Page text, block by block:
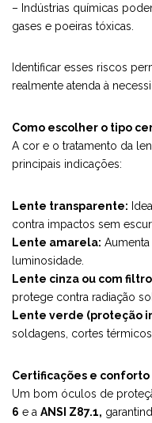
– Indústrias químicas
gases e poeiras tóxicas.
Identificar esses riscos
realmente atenda à
Como escolher o tipo
A cor e o tratamento da
principais indicações:
Lente transparente:
contra impactos sem
Lente amarela:
luminosidade.
Lente cinza ou com filtro
protege contra radiação
Lente verde (proteção
soldagens, cortes
Certificações e
Um bom óculos de
6 e a ANSI Z87.1,